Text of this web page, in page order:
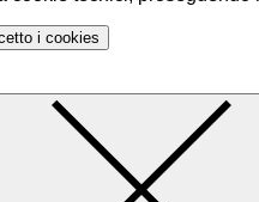
i cookies